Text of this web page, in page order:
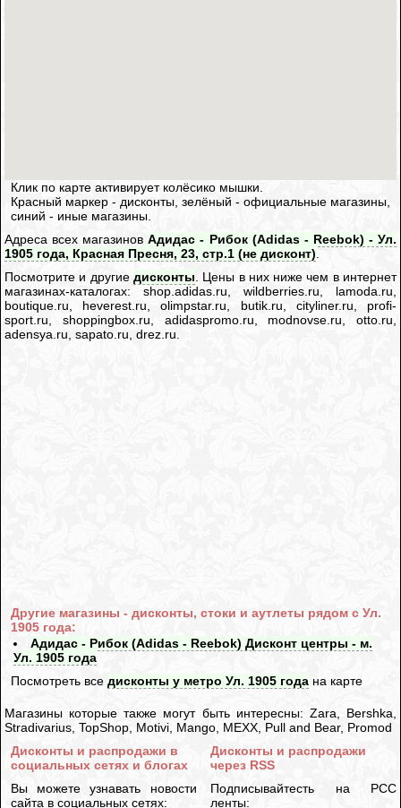
Клик по карте активирует колёсико мышки.
Красный маркер - дисконты, зелёный - официальные магазины,
синий - иные магазины.
Адреса всех магазиновАдидас - Рибок (Adidas - Reebok) - Ул.
1905 года, Красная Пресня, 23, стр.1 (не дисконт).
Посмотрите и другие дисконты. Цены в них ниже чем в интернет
магазинах-каталогах: shop.adidas.ru, wildberries.ru, lamoda.ru,
boutique.ru, heverest.ru, olimpstar.ru, butik.ru, cityliner.ru, profi-
sport.ru, shoppingbox.ru, adidaspromo.ru, modnovse.ru, otto.ru,
adensya.ru, sapato.ru, drez.ru.
Другие магазины - дисконты, стоки и аутлеты рядом с Ул.
1905 года:
Адидас - Рибок (Adidas - Reebok) Дисконт центры - м.
Ул. 1905 года
Посмотреть вседисконты у метро Ул. 1905 года на карте
Магазины которые также могут быть интересны: Zara, Bershka,
Stradivarius, TopShop, Motivi, Mango, MEXX, Pull and Bear, Promod
Дисконты и распродажи в
социальных сетях и блогах
Вы можете узнавать новости
сайта в социальных сетях:
Дисконты и распродажи
через RSS
Подписывайтесть на РСС
ленты: